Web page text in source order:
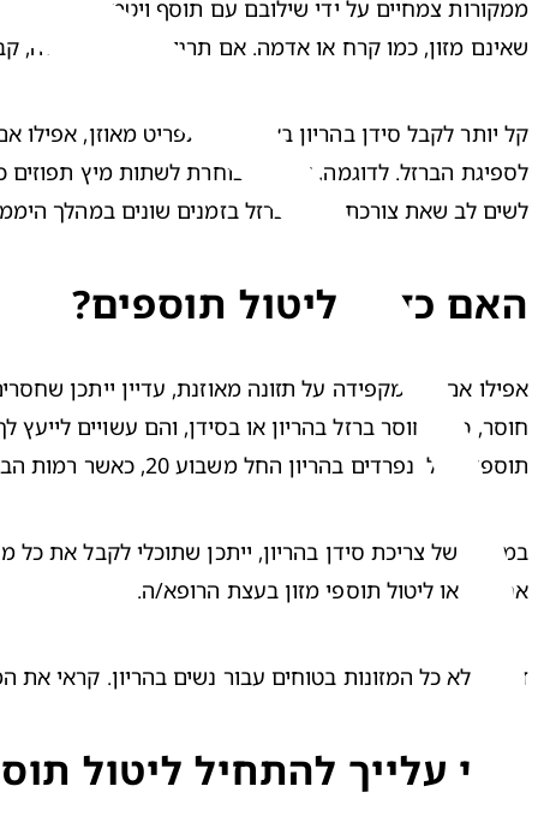
שאינם מזון, כמו קרח או אדמה. אם תרגישי תחושות אלה,
לשים לב שאת צורכת סידן וברזל בזמנים שונים במהלך
האם כדאי ליטול תוספים?
אפילו אם את מקפידה על תזונה מאוזנת, עדיין ייתכן
תוספי ברזל  נפרדים בהריון החל משבוע 20, כאשר רמות הברזל תקינות.
אחרים, או ליטול תוספי מזון בעצת הרופא/ה.
זכרי שלא כל המזונות בטוחים עבור נשים בהריון. קראי
מתי עלייך להתחיל ליטול